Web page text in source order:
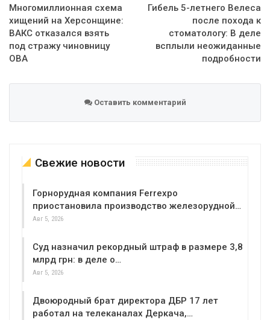
Многомиллионная схема
хищений на Херсонщине:
ВАКС отказался взять
под стражу чиновницу
ОВА
Гибель 5-летнего Велеса
после похода к
стоматологу: В деле
всплыли неожиданные
подробности
Оставить комментарий
Свежие новости
Горнорудная компания Ferrexpo
приостановила производство железорудной…
Авг 5, 2026
Суд назначил рекордный штраф в размере 3,8
млрд грн: в деле о…
Авг 5, 2026
Двоюродный брат директора ДБР 17 лет
работал на телеканалах Деркача,…